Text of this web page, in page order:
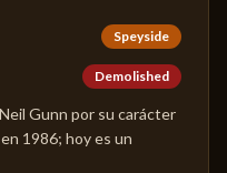
Speyside
Demolished
Gunn por su carácter
1986; hoy es un